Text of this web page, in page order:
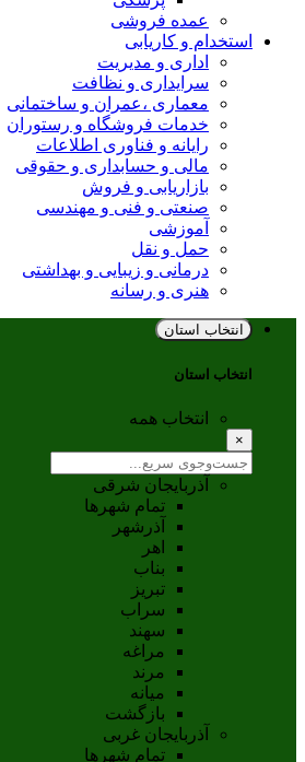
عمده فروشی
استخدام و کاریابی
اداری و مدیریت
سرایداری و نظافت
معماری ،عمران و ساختمانی
خدمات فروشگاه و رستوران
رایانه و فناوری اطلاعات
مالی و حسابداری و حقوقی
بازاریابی و فروش
صنعتی و فنی و مهندسی
آموزشی
حمل و نقل
درمانی و زیبایی و بهداشتی
هنری و رسانه
انتخاب استان
انتخاب استان
انتخاب همه
×
آذربایجان شرقی
تمام شهر‌ها
آذرشهر
اهر
بناب
تبريز
سراب
سهند
مراغه
مرند
ميانه
بازگشت
آذربایجان غربی
تمام شهر‌ها